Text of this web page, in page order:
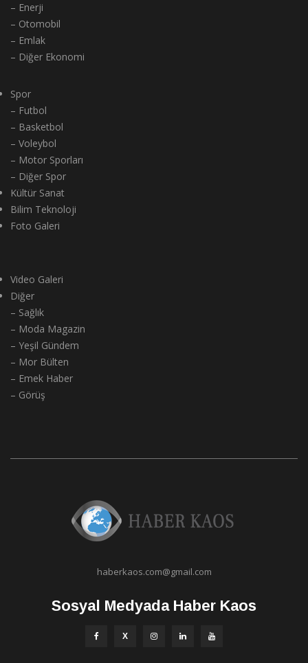
– Enerji
– Otomobil
– Emlak
– Diğer Ekonomi
Spor
– Futbol
– Basketbol
– Voleybol
– Motor Sporları
– Diğer Spor
Kültür Sanat
Bilim Teknoloji
Foto Galeri
Video Galeri
Diğer
– Sağlık
– Moda Magazin
– Yeşil Gündem
– Mor Bülten
– Emek Haber
– Görüş
haberkaos.com@gmail.com
Sosyal Medyada Haber Kaos